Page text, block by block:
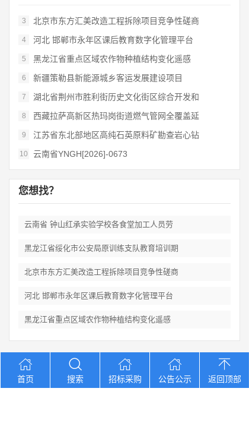
3 北京市东方汇美改造工程拆除项目竞争性磋商
4 河北 邯郸市永年区课后教育数字化管理平台
5 黑龙江省重点区域农作物种植结构变化遥感
6 新疆策勒县新能源城乡客运发展建设项目
7 湖北省荆州市胜利街历史文化街区综合开发和
8 西藏拉萨高新区热玛岗街道燃气管网全覆盖延
9 江苏省东北部地区高纯石英原料矿勘查岩心钻
10 云南省YNGH[2026]-0673
您想找？
云南省 钟山红承实验学校各食堂加工人员劳
黑龙江省绥化市公安局原训练支队教育培训期
北京市东方汇美改造工程拆除项目竞争性磋商
河北 邯郸市永年区课后教育数字化管理平台
黑龙江省重点区域农作物种植结构变化遥感
Copyright © 2012-2026 中招招标网 版权所有 网站备案号：京
ICP备2023026371号-2
首页 搜索 招标采购 公告公示 返回顶部